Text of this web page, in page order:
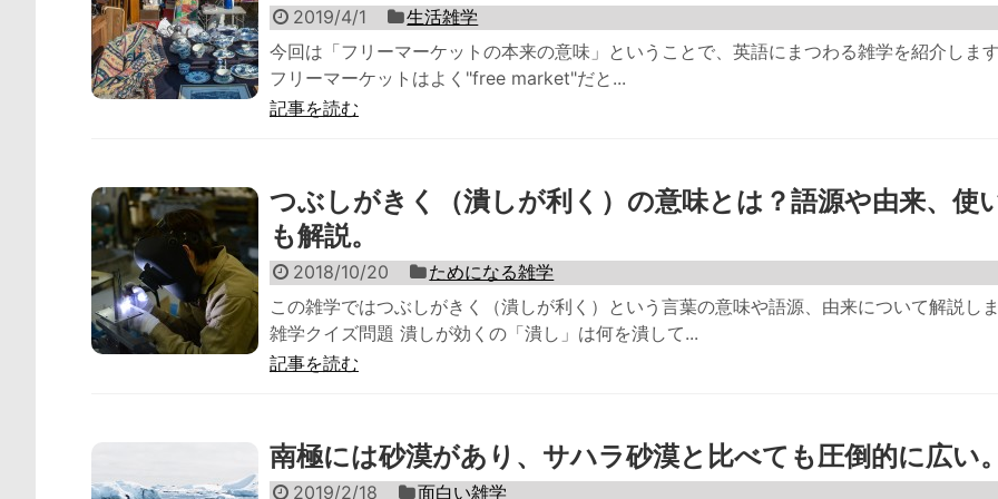
2019/4/1
生活雑学
今回は「フリーマーケットの本来の意味」ということで、英語にまつわる雑学を紹介します
フリーマーケットはよく"free market"だと...
記事を読む
つぶしがきく（潰しが利く）の意味とは？語源や由来、使
も解説。
2018/10/20
ためになる雑学
この雑学ではつぶしがきく（潰しが利く）という言葉の意味や語源、由来について解説しま
雑学クイズ問題 潰しが効くの「潰し」は何を潰して...
記事を読む
南極には砂漠があり、サハラ砂漠と比べても圧倒的に広い。
2019/2/18 面白い雑学